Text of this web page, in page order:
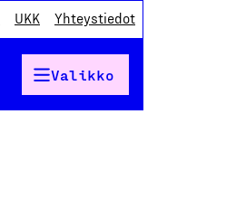
UKK Yhteystiedot
Valikko